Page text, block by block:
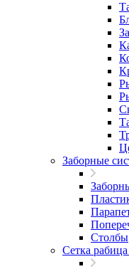
Заборные
Столбы
Сетка рабица